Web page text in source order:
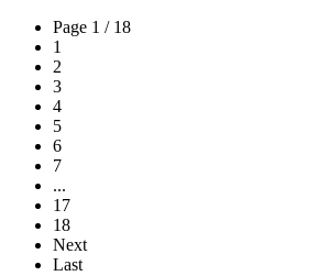
Page 1 / 18
1
2
3
4
5
6
7
...
17
18
Next
Last